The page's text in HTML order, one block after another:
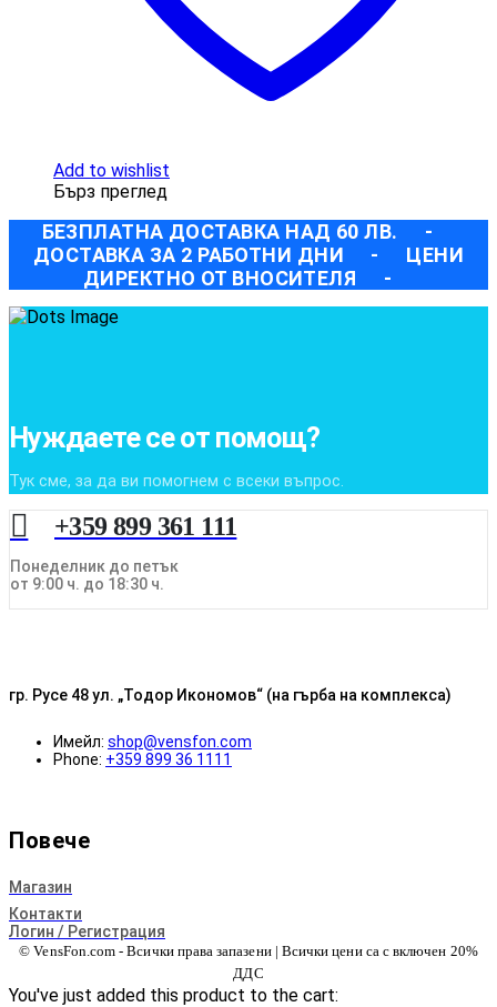
Add to wishlist
Бърз преглед
БЕЗПЛАТНА ДОСТАВКА НАД 60 ЛВ.
-
ДОСТАВКА ЗА 2 РАБОТНИ ДНИ
-
ЦЕНИ
ДИРЕКТНО ОТ ВНОСИТЕЛЯ
-
Нуждаете се от помощ?
Тук сме, за да ви помогнем с всеки въпрос.
+359 899 361 111
Понеделник до петък
от 9:00 ч. до 18:30 ч.
гр. Русе 48 ул. „Тодор Икономов“ (на гърба на комплекса)
Имейл: shop@vensfon.com
Phone: +359 899 36 1111
Повече
Магазин
Контакти
Логин / Регистрация
© VensFon.com - Всички права запазени | Всички цени са с включен 20%
ДДС
You've just added this product to the cart: